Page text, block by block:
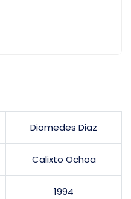
Diomedes Diaz
Calixto Ochoa
1994